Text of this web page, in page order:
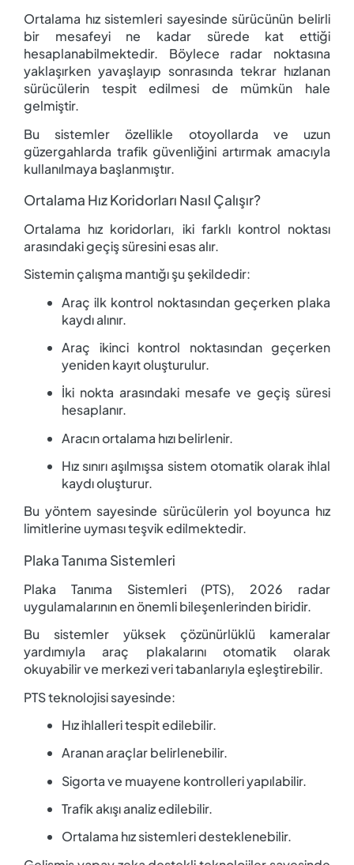
Ortalama hız sistemleri sayesinde sürücünün belirli
bir mesafeyi ne kadar sürede kat ettiği
hesaplanabilmektedir. Böylece radar noktasına
yaklaşırken yavaşlayıp sonrasında tekrar hızlanan
sürücülerin tespit edilmesi de mümkün hale
gelmiştir.
Bu sistemler özellikle otoyollarda ve uzun
güzergahlarda trafik güvenliğini artırmak amacıyla
kullanılmaya başlanmıştır.
Ortalama Hız Koridorları Nasıl Çalışır?
Ortalama hız koridorları, iki farklı kontrol noktası
arasındaki geçiş süresini esas alır.
Sistemin çalışma mantığı şu şekildedir:
Araç ilk kontrol noktasından geçerken plaka
kaydı alınır.
Araç ikinci kontrol noktasından geçerken
yeniden kayıt oluşturulur.
İki nokta arasındaki mesafe ve geçiş süresi
hesaplanır.
Aracın ortalama hızı belirlenir.
Hız sınırı aşılmışsa sistem otomatik olarak ihlal
kaydı oluşturur.
Bu yöntem sayesinde sürücülerin yol boyunca hız
limitlerine uyması teşvik edilmektedir.
Plaka Tanıma Sistemleri
Plaka Tanıma Sistemleri (PTS), 2026 radar
uygulamalarının en önemli bileşenlerinden biridir.
Bu sistemler yüksek çözünürlüklü kameralar
yardımıyla araç plakalarını otomatik olarak
okuyabilir ve merkezi veri tabanlarıyla eşleştirebilir.
PTS teknolojisi sayesinde:
Hız ihlalleri tespit edilebilir.
Aranan araçlar belirlenebilir.
Sigorta ve muayene kontrolleri yapılabilir.
Trafik akışı analiz edilebilir.
Ortalama hız sistemleri desteklenebilir.